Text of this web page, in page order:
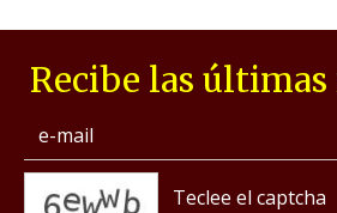
Recibe las últimas